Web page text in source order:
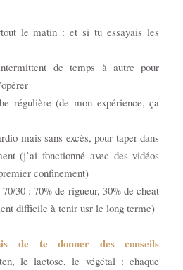
le matin : et si tu essayais les
de temps à autre pour
régulière (de mon expérience, ça
mais sans excès, pour taper dans
(j’ai fonctionné avec des vidéos
confinement)
30 : 70% de rigueur, 30% de cheat
difficile à tenir usr le long terme)
de te donner des conseils
le lactose, le végétal : chaque